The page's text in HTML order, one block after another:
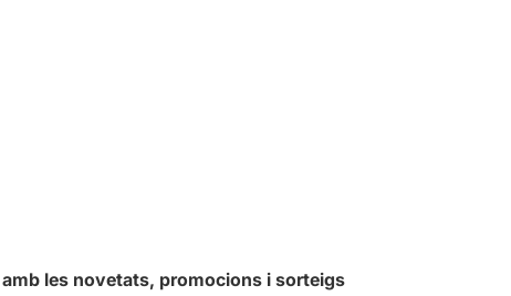
les novetats, promocions i sorteigs